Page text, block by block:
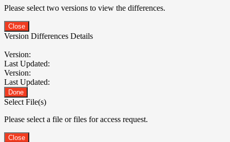
Please select two versions to view the differences.
Close
Version Differences Details
Version:
Last Updated:
Version:
Last Updated:
Done
Select File(s)
Please select a file or files for access request.
Close